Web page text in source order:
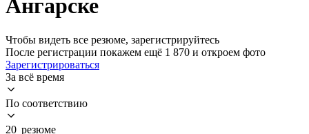
Ангарске
Чтобы видеть все резюме, зарегистрируйтесь
После регистрации покажем ещё 1 870 и откроем фото
Зарегистрироваться
За всё время
По соответствию
20 резюме